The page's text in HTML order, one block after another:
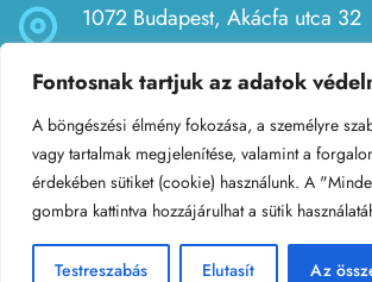
Fontosnak tartjuk az adatok
A böngészési élmény fokozása, a személyre
vagy tartalmak megjelenítése, valamint a
érdekében sütiket (cookie) használunk. A
gombra kattintva hozzájárulhat a sütik
Testreszabás Elutasít Az
1072 Budapest, Akácfa utca 32
+36 (1) 321-3675